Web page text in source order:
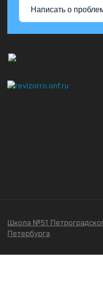
Написать о
Школа №51
Петербурга